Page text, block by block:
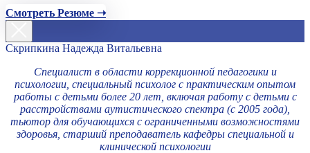
Смотреть Резюме ➝
Скрипкина Надежда Витальевна
Специалист в области коррекционной педагогики и
психологии, специальный психолог с практическим опытом
работы с детьми более 20 лет, включая работу с детьми с
расстройствами аутистического спектра (с 2005 года),
тьютор для обучающихся с ограниченными возможностями
здоровья, старший преподаватель кафедры специальной и
клинической психологии